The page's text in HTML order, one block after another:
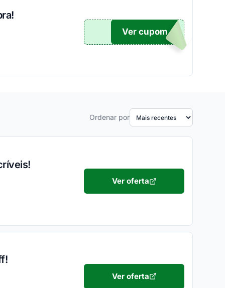
RA10
Ver cupom
Ordenar por
Ver oferta
Ver oferta